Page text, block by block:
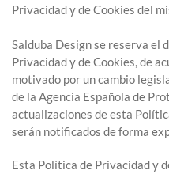
Privacidad y de Cookies del
Salduba Design se reserva el
Privacidad y de Cookies, de
motivado por un cambio
de la Agencia Española de
actualizaciones de esta
serán notificados de forma
Esta Política de Privacidad y